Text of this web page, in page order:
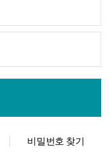
비밀번호 찾기